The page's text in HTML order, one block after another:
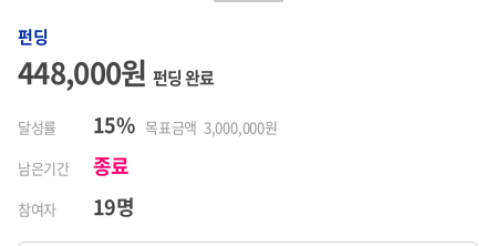
펀딩
448,000원 펀딩 완료
달성률 15% 목표금액 3,000,000원
남은기간
종료
참여자 19명